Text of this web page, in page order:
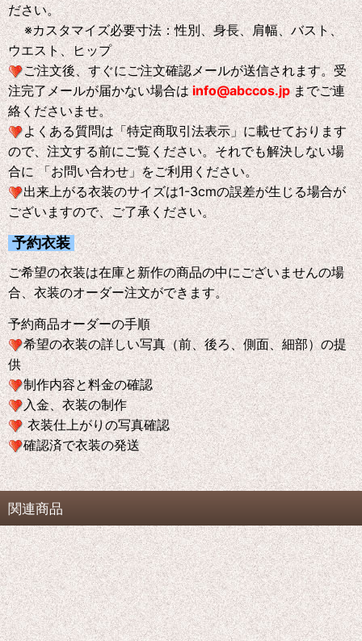
ださい。
※カスタマイズ必要寸法：性別、身長、肩幅、バスト、
ウエスト、ヒップ
ご注文後、すぐにご注文確認メールが送信されます。受
注完了メールが届かない場合はinfo@abccos.jp までご連
絡くださいませ。
よくある質問は「特定商取引法表示」に載せております
ので、注文する前にご覧ください。それでも解決しない場
合に 「お問い合わせ」をご利用ください。
出来上がる衣装のサイズは1-3cmの誤差が生じる場合が
ございますので、ご了承ください。
予約衣装
ご希望の衣装は在庫と新作の商品の中にございませんの場
合、衣装のオーダー注文ができます。
予約商品オーダーの手順
希望の衣装の詳しい写真（前、後ろ、側面、細部）の提
供
制作内容と料金の確認
入金、衣装の制作
衣装仕上がりの写真確認
確認済で衣装の発送
関連商品